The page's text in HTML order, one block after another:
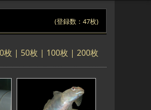
(登録数：47枚)
枚 | 50枚 | 100枚 | 200枚